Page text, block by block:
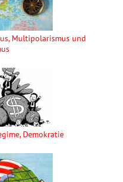
Multipolarismus und
Demokratie